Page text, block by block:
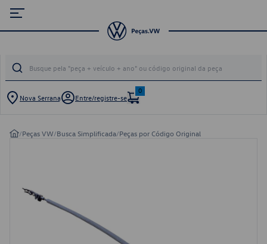
Nova Serrana Entre/registre-se
0
/Peças VW/Busca Simplificada/Peças por Código Original